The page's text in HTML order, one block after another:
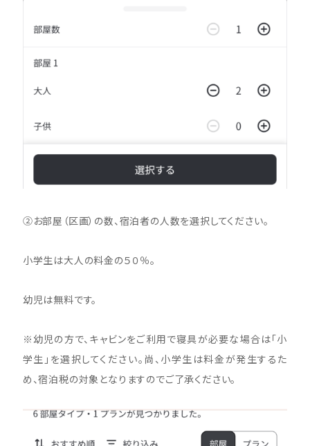
②お部屋（区画）の数、宿泊者の人数を選択してください。
小学生は大人の料金の５０％。
幼児は無料です。
※幼児の方で、キャビンをご利用で寝具が必要な場合は「小
学生」を選択してください。尚、小学生は料金が発生するた
め、宿泊税の対象となりますのでご了承ください。